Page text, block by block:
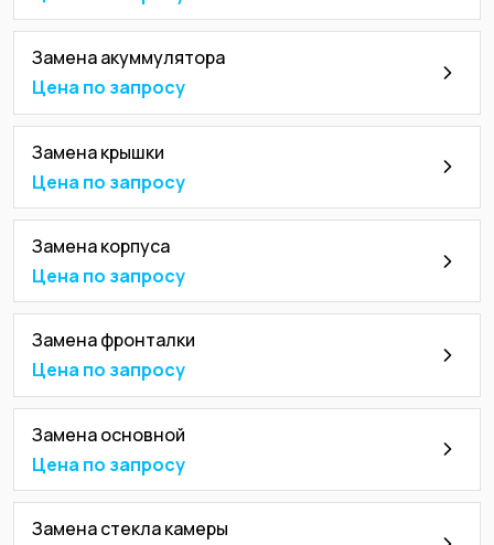
Замена акуммулятора
Цена по запросу
Замена крышки
Цена по запросу
Замена корпуса
Цена по запросу
Замена фронталки
Цена по запросу
Замена основной
Цена по запросу
Замена стекла камеры